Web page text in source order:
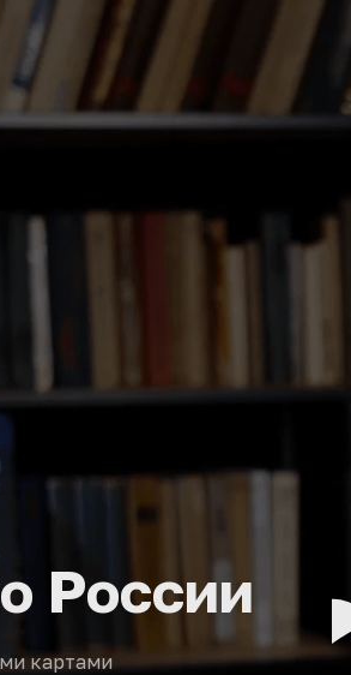
России
картами